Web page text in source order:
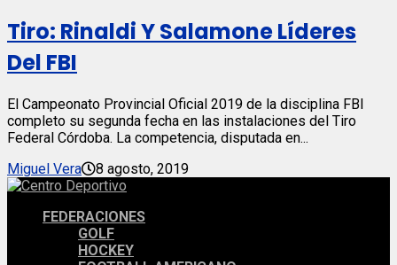
Tiro: Rinaldi Y Salamone Líderes
Del FBI
El Campeonato Provincial Oficial 2019 de la disciplina FBI
completo su segunda fecha en las instalaciones del Tiro
Federal Córdoba. La competencia, disputada en...
Miguel Vera
8 agosto, 2019
FEDERACIONES
GOLF
HOCKEY